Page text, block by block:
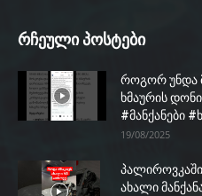
რჩეული პოსტები
როგორ უნდა
ხმაურის
#მანქანები
19/08/2025
ახალი